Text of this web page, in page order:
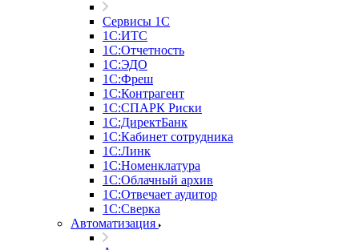
Сервисы 1С
1С:ИТС
1С:Отчетность
1С:ЭДО
1С:Фреш
1С:Контрагент
1С:CПАРК Риски
1С:ДиректБанк
1С:Кабинет сотрудника
1С:Линк
1С:Номенклатура
1С:Облачный архив
1С:Отвечает аудитор
1С:Сверка
Автоматизация